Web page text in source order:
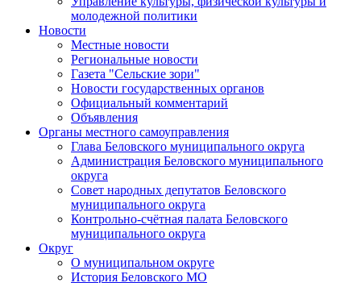
молодежной политики
Новости
Местные новости
Региональные новости
Газета "Сельские зори"
Новости государственных органов
Официальный комментарий
Объявления
Органы местного самоуправления
Глава Беловского муниципального округа
Администрация Беловского муниципального
округа
Совет народных депутатов Беловского
муниципального округа
Контрольно-счётная палата Беловского
муниципального округа
Округ
О муниципальном округе
История Беловского МО